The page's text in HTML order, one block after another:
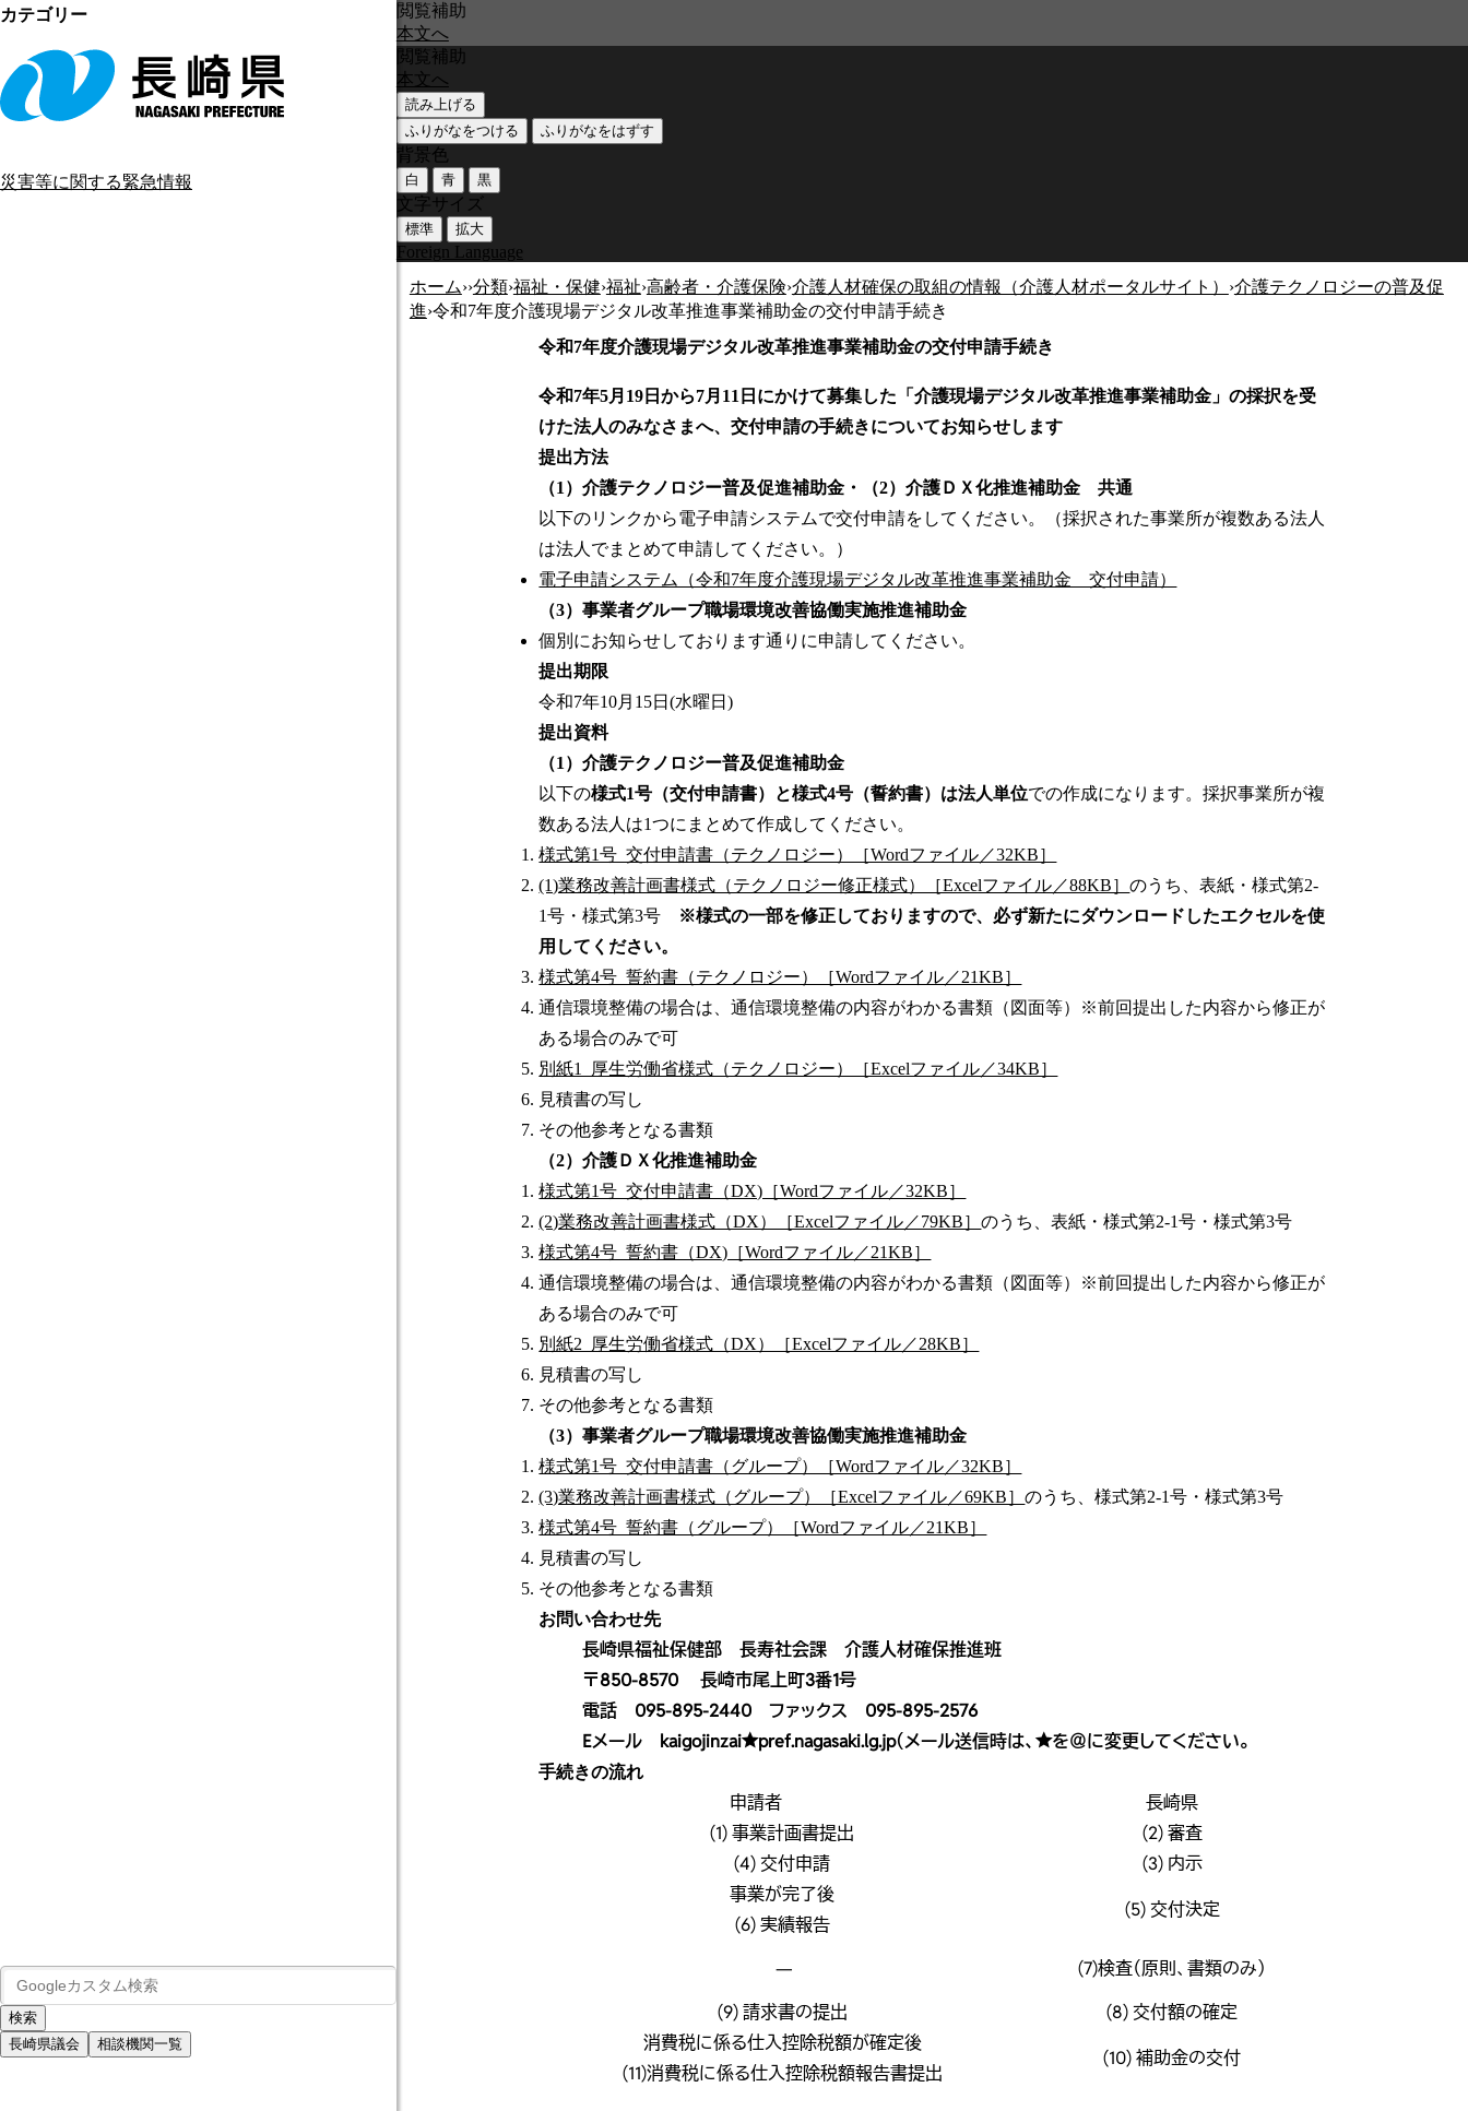
災害等に関する緊急情報
長崎県議会 相談機関一覧
閲覧補助
本文へ
閲覧補助
本文へ
読み上げる
ふりがなをつける
ふりがなをはずす
背景色
白 青 黒
文字サイズ
標準 拡大
Foreign Language
ホーム››分類›福祉・保健›福祉›高齢者・介護保険›介護人材確保の取組の情報（介護人材ポータルサイト） ›介護テクノロジーの普及促
進›令和7年度介護現場デジタル改革推進事業補助金の交付申請手続き
令和7年度介護現場デジタル改革推進事業補助金の交付申請手続き
令和7年5月19日から7月11日にかけて募集した「介護現場デジタル改革推進事業補助金」の採択を受
けた法人のみなさまへ、交付申請の手続きについてお知らせします
提出方法
（1）介護テクノロジー普及促進補助金・（2）介護ＤＸ化推進補助金 共通
以下のリンクから電子申請システムで交付申請をしてください。（採択された事業所が複数ある法人
は法人でまとめて申請してください。）
電子申請システム（令和7年度介護現場デジタル改革推進事業補助金 交付申請）
（3）事業者グループ職場環境改善協働実施推進補助金
個別にお知らせしております通りに申請してください。
提出期限
令和7年10月15日(水曜日)
提出資料
（1）介護テクノロジー普及促進補助金
以下の様式1号（交付申請書）と様式4号（誓約書）は法人単位での作成になります。採択事業所が複
数ある法人は1つにまとめて作成してください。
様式第1号_交付申請書（テクノロジー）［Wordファイル／32KB］
(1)業務改善計画書様式（テクノロジー修正様式）［Excelファイル／88KB］のうち、表紙・様式第2-
1号・様式第3号 ※様式の一部を修正しておりますので、必ず新たにダウンロードしたエクセルを使
用してください。
様式第4号_誓約書（テクノロジー）［Wordファイル／21KB］
通信環境整備の場合は、通信環境整備の内容がわかる書類（図面等）※前回提出した内容から修正が
ある場合のみで可
別紙1_厚生労働省様式（テクノロジー）［Excelファイル／34KB］
見積書の写し
その他参考となる書類
（2）介護ＤＸ化推進補助金
様式第1号_交付申請書（DX)［Wordファイル／32KB］
(2)業務改善計画書様式（DX）［Excelファイル／79KB］のうち、表紙・様式第2-1号・様式第3号
様式第4号_誓約書（DX)［Wordファイル／21KB］
通信環境整備の場合は、通信環境整備の内容がわかる書類（図面等）※前回提出した内容から修正が
ある場合のみで可
別紙2_厚生労働省様式（DX）［Excelファイル／28KB］
見積書の写し
その他参考となる書類
（3）事業者グループ職場環境改善協働実施推進補助金
様式第1号_交付申請書（グループ）［Wordファイル／32KB］
(3)業務改善計画書様式（グループ）［Excelファイル／69KB］のうち、様式第2-1号・様式第3号
様式第4号_誓約書（グループ）［Wordファイル／21KB］
見積書の写し
その他参考となる書類
お問い合わせ先
長崎県福祉保健部 長寿社会課 介護人材確保推進班
〒850-8570 長崎市尾上町3番1号
電話 095-895-2440 ファックス 095-895-2576
Eメール kaigojinzai★pref.nagasaki.lg.jp（メール送信時は、★を＠に変更してください。
手続きの流れ
申請者
長崎県
(1) 事業計画書提出
(2) 審査
(4) 交付申請
(3) 内示
事業が完了後
(6) 実績報告
(5) 交付決定
―
(7)検査（原則、書類のみ）
(9) 請求書の提出
(8) 交付額の確定
消費税に係る仕入控除税額が確定後
(11)消費税に係る仕入控除税額報告書提出
(10) 補助金の交付
カテゴリー